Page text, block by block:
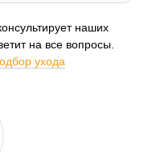
наших
на все вопросы.
ухода